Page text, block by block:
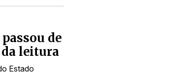
de
leitura
Estado